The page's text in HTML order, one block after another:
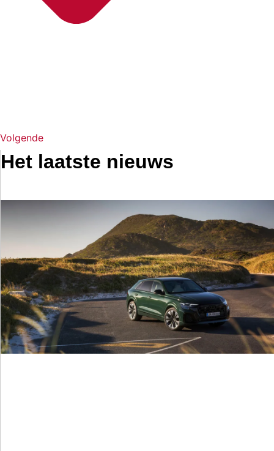
Volgende
Het laatste nieuws